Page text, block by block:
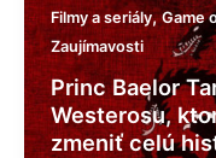
Filmy a seriály,Game
Zaujímavosti
Princ Baelor
Westerosu,
zmeniť celú